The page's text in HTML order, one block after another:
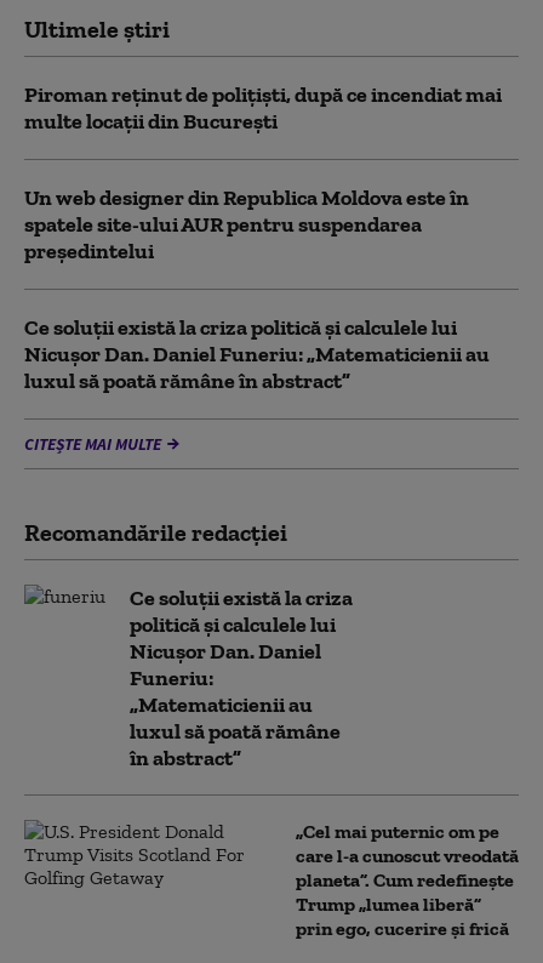
Ultimele știri
Piroman reţinut de poliţişti, după ce incendiat mai
multe locaţii din București
Un web designer din Republica Moldova este în
spatele site-ului AUR pentru suspendarea
președintelui
Ce soluții există la criza politică și calculele lui
Nicușor Dan. Daniel Funeriu: „Matematicienii au
luxul să poată rămâne în abstract”
CITEȘTE MAI MULTE
Recomandările redacţiei
Ce soluții există la criza
politică și calculele lui
Nicușor Dan. Daniel
Funeriu:
„Matematicienii au
luxul să poată rămâne
în abstract”
„Cel mai puternic om pe
care l-a cunoscut vreodată
planeta”. Cum redefinește
Trump „lumea liberă”
prin ego, cucerire și frică